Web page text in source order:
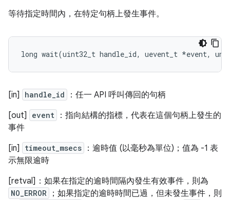
等待指定時間內，在特定句柄上發生事件。
long wait(uint32_t handle_id, uevent_t *event,
[in] handle_id
：任一 API 呼叫傳回的句柄
[out]
event
：指向結構的指標，代表在這個句柄上發生的
事件
[in]
timeout_msecs
：逾時值 (以毫秒為單位)；值為 -1 表
示無限逾時
[retval]：如果在指定的逾時間隔內發生有效事件，則為
NO_ERROR
；如果指定的逾時時間已過，但未發生事件，則